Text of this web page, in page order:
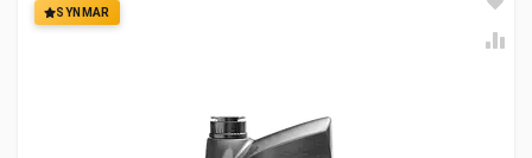
SYNMAR